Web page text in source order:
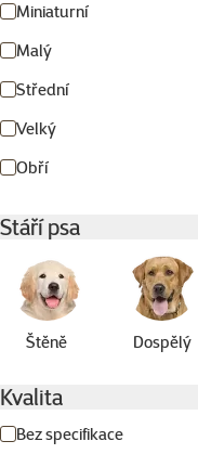
Miniaturní
Malý
Střední
Velký
Obří
Stáří psa
Štěně Dospělý
Kvalita
Bez specifikace